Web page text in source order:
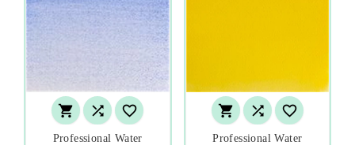
  
Professional Water
  
Professional Water